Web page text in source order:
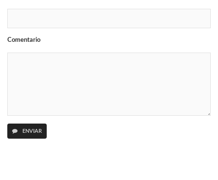
Comentario
ENVIAR